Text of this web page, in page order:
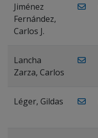
Jiménez
Fernández,
Carlos J.
Lancha
Zarza, Carlos
Léger, Gildas